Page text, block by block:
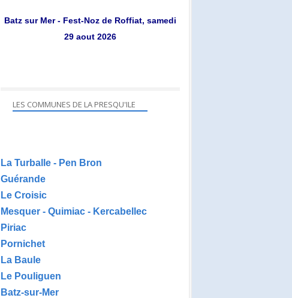
Batz sur Mer - Fest-Noz de Roffiat, samedi
29 aout 2026
LES COMMUNES DE LA PRESQU'ILE
La Turballe - Pen Bron
Guérande
Le Croisic
Mesquer - Quimiac - Kercabellec
Piriac
Pornichet
La Baule
Le Pouliguen
Batz-sur-Mer